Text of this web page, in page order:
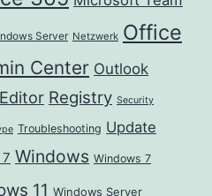
Server Netzwerk Office
Center Outlook
Registry Security
Troubleshooting Update
Windows Windows 7
11 Windows Server